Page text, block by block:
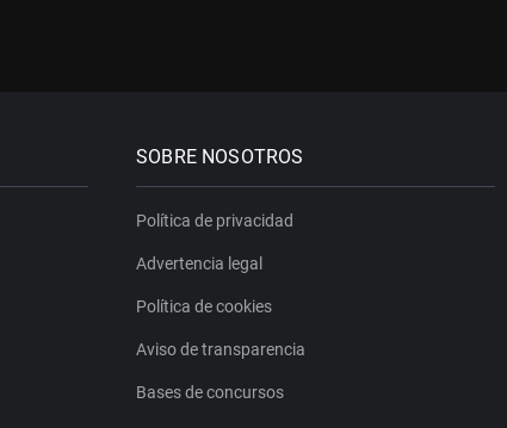
SOBRE NOSOTROS
Política de privacidad
Advertencia legal
Política de cookies
Aviso de transparencia
Bases de concursos